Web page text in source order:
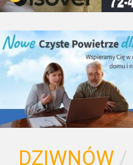
DZIWNÓW /